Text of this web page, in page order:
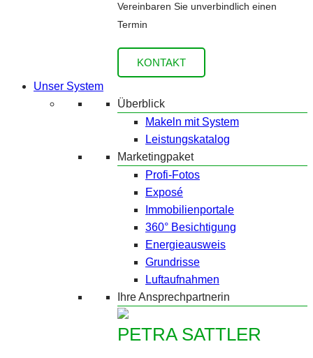
Vereinbaren Sie unverbindlich einen
Termin
KONTAKT
Unser System
Überblick
Makeln mit System
Leistungskatalog
Marketingpaket
Profi-Fotos
Exposé
Immobilienportale
360° Besichtigung
Energieausweis
Grundrisse
Luftaufnahmen
Ihre Ansprechpartnerin
PETRA SATTLER